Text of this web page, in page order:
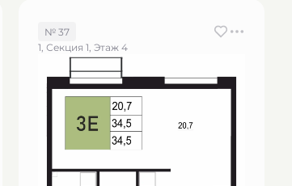
№ 37
1, Секция 1, Этаж 4